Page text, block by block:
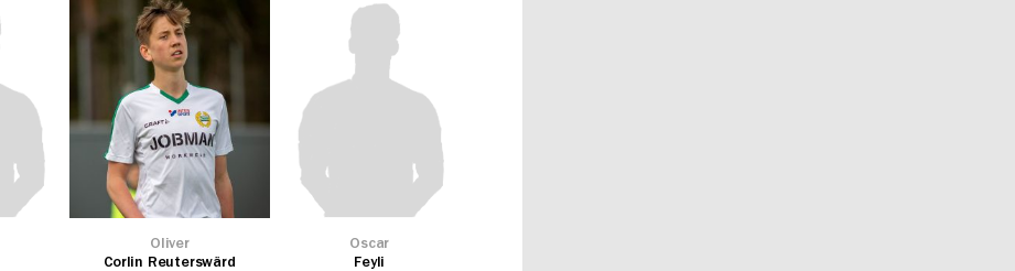
Oliver
Corlin Reuterswärd
Oscar
Feyli